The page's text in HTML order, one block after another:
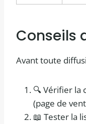
Conseils
Avant toute
🔍 Vérifier la
(page de
📖 Tester la